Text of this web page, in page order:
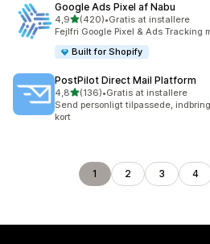
Google Ads Pixel af Nabu
4,9ud af 5 stjerner
(420)
420 anmeldelser i alt
•Gratis at installere
Fejlfri Google Pixel & Ads Tracking
Built for Shopify
PostPilot Direct Mail Platform
4,8ud af 5 stjerner
(136)
136 anmeldelser i alt
•Gratis at installere
Send personligt tilpassede,
kort
1 2 3 4